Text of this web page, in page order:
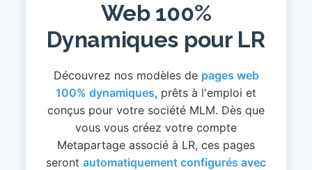
Web 100%
Dynamiques pour LR
Découvrez nos modèles de pages web
100% dynamiques, prêts à l'emploi et
conçus pour votre société MLM. Dès que
vous vous créez votre compte
Metapartage associé à LR, ces pages
seront automatiquement configurés avec